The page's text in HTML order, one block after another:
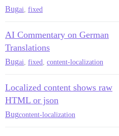
Bugai fixed
AI Commentary on German
Translations
Bugai fixed content-localization
Localized content shows raw
HTML or json
Bugcontent-localization